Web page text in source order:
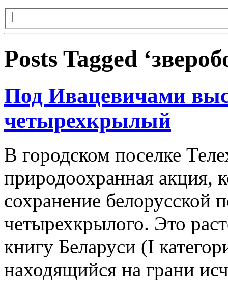
Posts Tagged
Под Ивацевичами
четырехкрылый
В городском поселке
природоохранная акция,
сохранение белорусской
четырехкрылого. Это
книгу Беларуси (I
находящийся на грани